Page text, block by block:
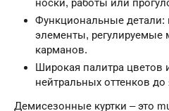
носки, работы или
Функциональные
элементы,
карманов.
Широкая палитра цветов
нейтральных оттенков до
Демисезонные куртки – это